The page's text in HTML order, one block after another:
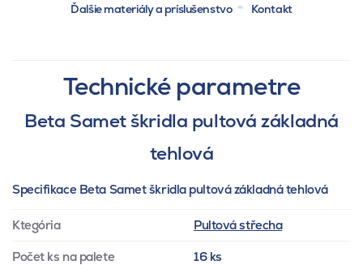
Ďalšie materiály a príslušenstvo
Kontakt
Technické parametre
Beta Samet škridla pultová základná
tehlová
Specifikace Beta Samet škridla pultová základná tehlová
Ktegória Pultová střecha
Počet ks na palete 16 ks